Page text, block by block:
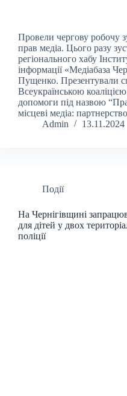
Провели чергову робочу
прав медіа. Цього разу
регіонального хабу
інформації «Медіабаза
Пущенко. Презентували
Всеукраїнською
допомоги під назвою
місцеві медіа:
Admin
13.11.2024
Події
На Чернігівщині
для дітей у двох
поліції